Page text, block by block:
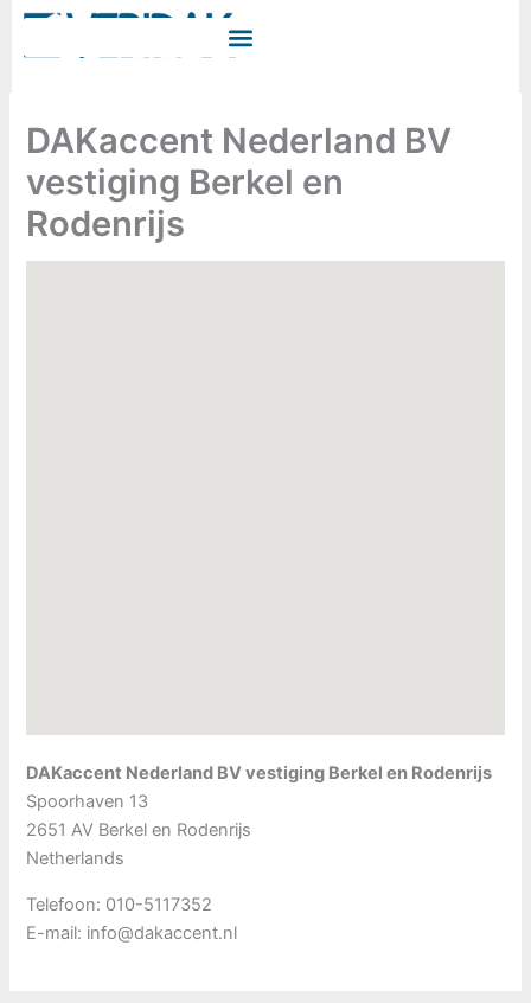
DAKaccent Nederland BV
vestiging Berkel en
Rodenrijs
DAKaccent Nederland BV vestiging Berkel en Rodenrijs
Spoorhaven 13
2651 AV Berkel en Rodenrijs
Netherlands
Telefoon: 010-5117352
E-mail: info@dakaccent.nl